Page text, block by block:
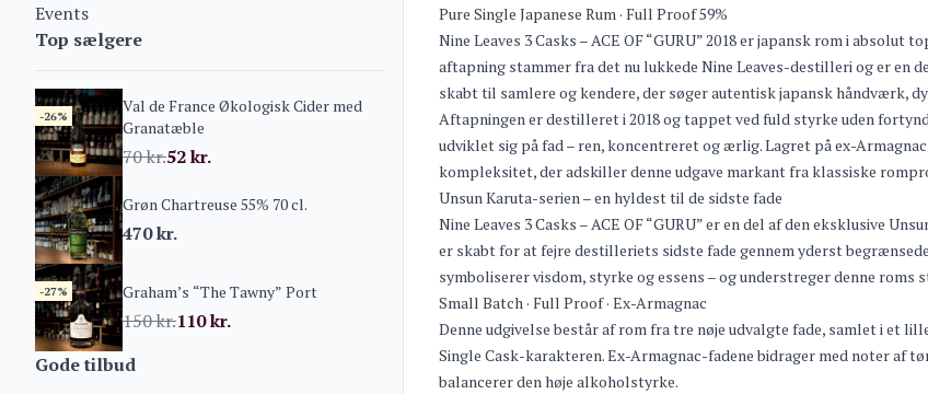
Events
Top sælgere
-26%
Val de France Økologisk Cider med
Granatæble
70kr.52kr.
Grøn Chartreuse 55% 70 cl.
470kr.
-27% Graham’s “The Tawny” Port
150kr.110kr.
Gode tilbud
Pure Single Japanese Rum · Full Proof 59%
Nine Leaves 3 Casks – ACE OF “GURU” 2018 er japansk rom i
aftapning stammer fra det nu lukkede Nine Leaves-destilleri og er en
skabt til samlere og kendere, der søger autentisk japansk håndværk,
Aftapningen er destilleret i 2018 og tappet ved fuld styrke uden
udviklet sig på fad – ren, koncentreret og ærlig. Lagret på ex-
kompleksitet, der adskiller denne udgave markant fra klassiske
Unsun Karuta-serien – en hyldest til de sidste fade
Nine Leaves 3 Casks – ACE OF “GURU” er en del af den eksklusive
er skabt for at fejre destilleriets sidste fade gennem yderst begrænsede
symboliserer visdom, styrke og essens – og understreger denne roms
Small Batch · Full Proof · Ex-Armagnac
Denne udgivelse består af rom fra tre nøje udvalgte fade, samlet i et
Single Cask-karakteren. Ex-Armagnac-fadene bidrager med noter af
balancerer den høje alkoholstyrke.